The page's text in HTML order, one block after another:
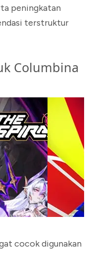
peningkatan
terstruktur
Columbina
cocok digunakan